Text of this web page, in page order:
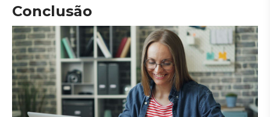
Conclusão